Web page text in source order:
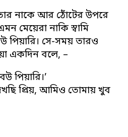
নাকে আর ঠোঁটের উপরে
মেয়েরা নাকি স্বামি
পিয়ারি। সে-সময় তারও
একদিন বলে, –
পিয়ারি।’
প্রিয়, আমিও তোমায় খুব